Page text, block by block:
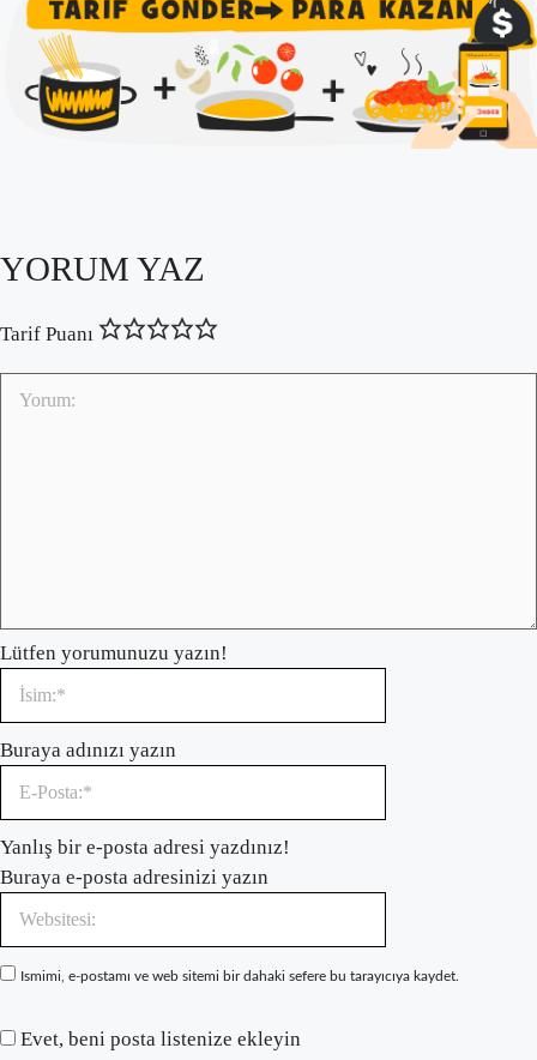
YORUM YAZ
Tarif Puanı
Lütfen yorumunuzu yazın!
İsim:*
Buraya adınızı yazın
E-
Posta:*
Yanlış bir e-posta adresi yazdınız!
Buraya e-posta adresinizi yazın
Websitesi:
Ismimi, e-postamı ve web sitemi bir dahaki sefere bu tarayıcıya kaydet.
Evet, beni posta listenize ekleyin